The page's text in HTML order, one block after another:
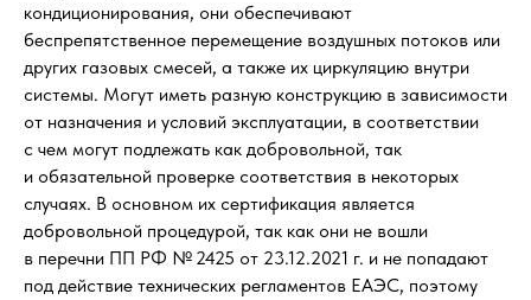
кондиционирования, они обеспечивают
беспрепятственное перемещение воздушных потоков или
других газовых смесей, а также их циркуляцию внутри
системы. Могут иметь разную конструкцию в зависимости
от назначения и условий эксплуатации, в соответствии
с чем могут подлежать как добровольной, так
и обязательной проверке соответствия в некоторых
случаях. В основном их сертификация является
добровольной процедурой, так как они не вошли
в перечни ПП РФ № 2425 от 23.12.2021 г. и не попадают
под действие технических регламентов ЕАЭС, поэтому